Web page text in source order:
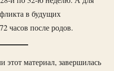
в будущих
часов после родов.
этот материал, завершилась